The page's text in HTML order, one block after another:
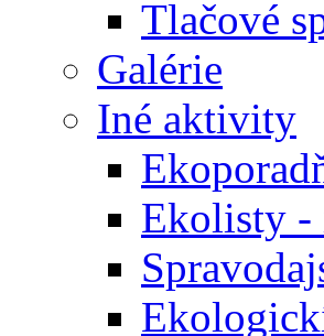
Tlačové
Galérie
Iné aktivity
Ekolisty -